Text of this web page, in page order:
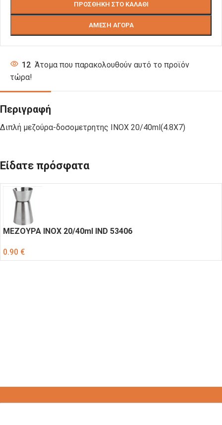
ΠΡΟΣΘΉΚΗ ΣΤΟ ΚΑΛΆΘΙ
ΆΜΕΣΗ ΑΓΟΡΆ
12 Άτομα που παρακολουθούν αυτό το προϊόν
τώρα!
Περιγραφή
Διπλή μεζούρα-δοσομετρητης INOX 20/40ml(4.8X7)
Είδατε πρόσφατα
ΜΕΖΟΥΡΑ ΙΝΟΧ 20/40ml IND 53406
0.90 €